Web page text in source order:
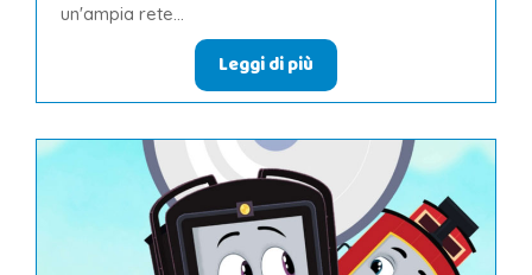
un'ampia rete...
Leggi di più